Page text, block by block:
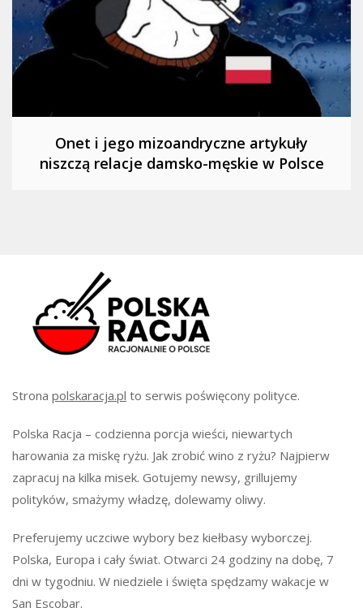
Onet i jego mizoandryczne artykuły
niszczą relacje damsko-męskie w Polsce
Strona polskaracja.pl to serwis poświęcony polityce.
Polska Racja – codzienna porcja wieści, niewartych
harowania za miskę ryżu. Jak zrobić wino z ryżu? Najpierw
zapracuj na kilka misek. Gotujemy newsy, grillujemy
polityków, smażymy władzę, dolewamy oliwy.
Preferujemy uczciwe wybory bez kiełbasy wyborczej.
Polska, Europa i cały świat. Otwarci 24 godziny na dobę, 7
dni w tygodniu. W niedziele i święta spędzamy wakacje w
San Escobar.